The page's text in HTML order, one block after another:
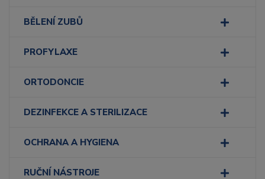
BĚLENÍ ZUBŮ
PROFYLAXE
ORTODONCIE
DEZINFEKCE A STERILIZACE
OCHRANA A HYGIENA
RUČNÍ NÁSTROJE